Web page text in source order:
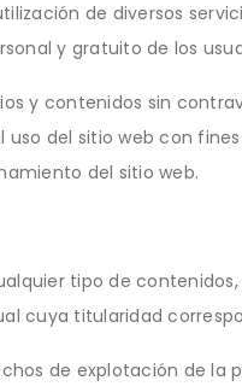
de diversos
y gratuito de los
y contenidos sin
del sitio web con
del sitio web.
tipo de
cuya titularidad
de explotación de